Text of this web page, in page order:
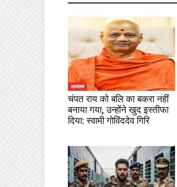
अध्यात्म
चंपत राय को बलि का बकरा नहीं
बनाया गया, उन्होंने खुद इस्तीफा
दिया: स्वामी गोविंददेव गिरि